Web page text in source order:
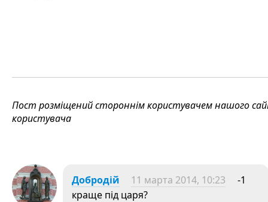
Пост розміщений стороннім користувачем нашого
користувача
Добродій 11 марта 2014, 10:23
-1
краще під царя?